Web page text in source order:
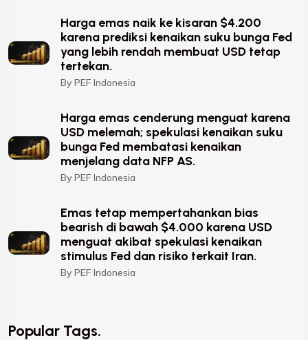
Harga emas naik ke kisaran $4.200
karena prediksi kenaikan suku bunga Fed
yang lebih rendah membuat USD tetap
tertekan.
By PEF Indonesia
Harga emas cenderung menguat karena
USD melemah; spekulasi kenaikan suku
bunga Fed membatasi kenaikan
menjelang data NFP AS.
By PEF Indonesia
Emas tetap mempertahankan bias
bearish di bawah $4.000 karena USD
menguat akibat spekulasi kenaikan
stimulus Fed dan risiko terkait Iran.
By PEF Indonesia
Popular Tags.